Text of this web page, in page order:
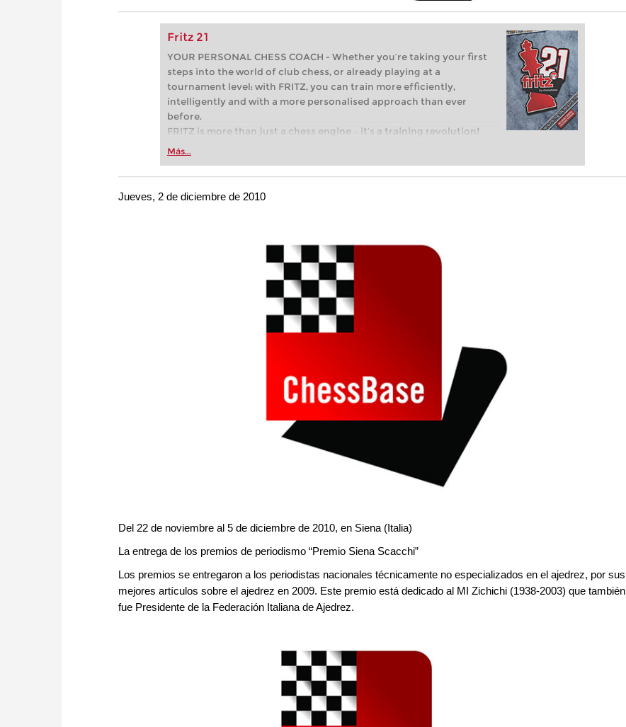
Fritz 21
YOUR PERSONAL CHESS COACH - Whether you’re taking your first
steps into the world of club chess, or already playing at a
tournament level: with FRITZ, you can train more efficiently,
intelligently and with a more personalised approach than ever
before.
FRITZ is more than just a chess engine – it’s a training revolution!
Whether you’re taking your first steps into the world of club chess,
more efficiently, intelligently and with a more personalised
approach than ever before.
Más...
Jueves, 2 de diciembre de 2010
Del 22 de noviembre al 5 de diciembre de 2010, en Siena (Italia)
La entrega de los premios de periodismo “Premio Siena Scacchi”
Los premios se entregaron a los periodistas nacionales técnicamente no especializados en el ajedrez, por sus
mejores artículos sobre el ajedrez en 2009. Este premio está dedicado al MI Zichichi (1938-2003) que también
fue Presidente de la Federación Italiana de Ajedrez.